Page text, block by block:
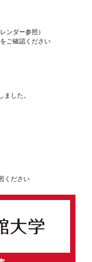
ンダー参照）
確認ください
ました。
ください